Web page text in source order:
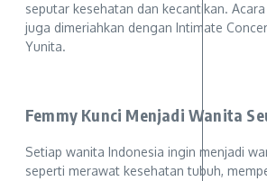
seputar kesehatan dan kecantikan.
juga dimeriahkan dengan Intimate
Yunita.
Femmy Kunci Menjadi Wanita
Setiap wanita Indonesia ingin menjadi
seperti merawat kesehatan tubuh,